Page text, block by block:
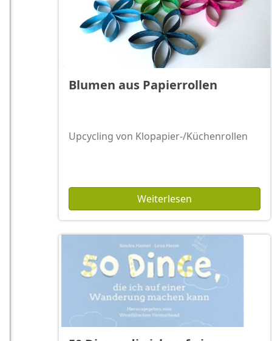
Blumen aus Papierrollen
Upcycling von Klopapier-/Küchenrollen
Weiterlesen